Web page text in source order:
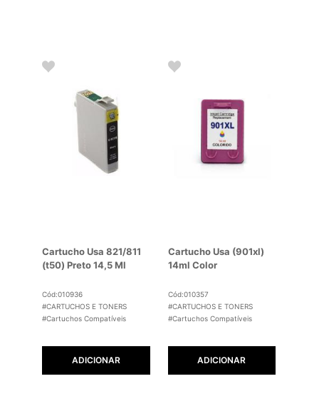
Cartucho Usa 821/811
(t50) Preto 14,5 Ml
Cód:010936
#CARTUCHOS E TONERS
#Cartuchos Compatíveis
ADICIONAR
Cartucho Usa (901xl)
14ml Color
Cód:010357
#CARTUCHOS E TONERS
#Cartuchos Compatíveis
ADICIONAR